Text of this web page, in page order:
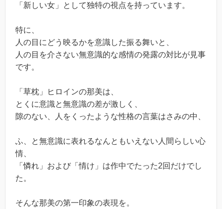
「新しい女」として独特の視点を持っています。
特に、
人の目にどう映るかを意識した振る舞いと、
人の目を介さない無意識的な感情の発露の対比が見事
です。
「草枕」ヒロインの那美は、
とくに意識と無意識の差が激しく、
隙のない、人をくったような性格の言葉はさみの中、
ふ、と無意識に表れるなんともいえない人間らしい心
情、
「憐れ」および「情け」は作中でたった2回だけでし
た。
そんな那美の第一印象の表現を。